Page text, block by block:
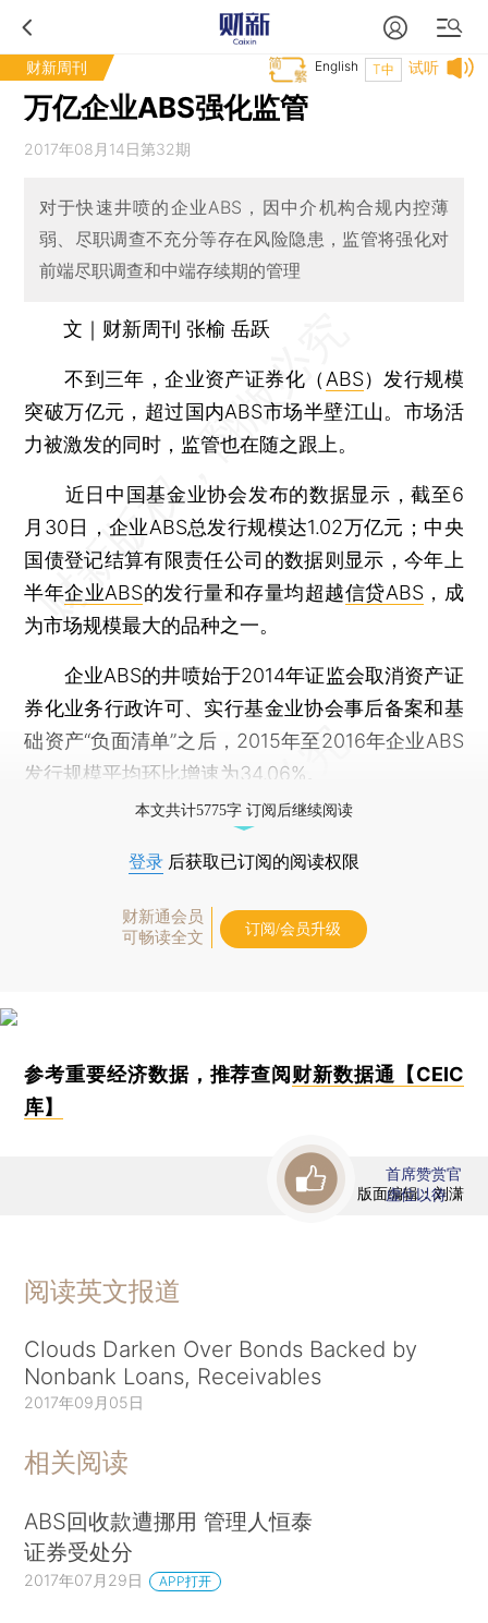
财新周刊 试听
T中
English
万亿企业ABS强化监管
2017年08月14日第32期
对于快速井喷的企业ABS，因中介机构合规内控薄
弱、尽职调查不充分等存在风险隐患，监管将强化对
前端尽职调查和中端存续期的管理
文｜财新周刊 张榆 岳跃
不到三年，企业资产证券化（ ABS）发行规模
突破万亿元，超过国内ABS市场半壁江山。市场活
力被激发的同时，监管也在随之跟上。
近日中国基金业协会发布的数据显示，截至6
月30日，企业ABS总发行规模达1.02万亿元；中央
国债登记结算有限责任公司的数据则显示，今年上
半年企业ABS的发行量和存量均超越信贷ABS，成
为市场规模最大的品种之一。
企业ABS的井喷始于2014年证监会取消资产证
券化业务行政许可、实行基金业协会事后备案和基
础资产“负面清单”之后，2015年至2016年企业ABS
发行规模平均环比增速为34.06%。
本文共计5775字 订阅后继续阅读
登录 后获取已订阅的阅读权限
财新通会员
可畅读全文
订阅/会员升级
参考重要经济数据，推荐查阅 财新数据通【CEIC
库】
版面编辑：刘潇
首席赞赏官
虚位以待
阅读英文报道
Clouds Darken Over Bonds Backed by
Nonbank Loans, Receivables
2017年09月05日
相关阅读
ABS回收款遭挪用 管理人恒泰
证券受处分
2017年07月29日 APP打开